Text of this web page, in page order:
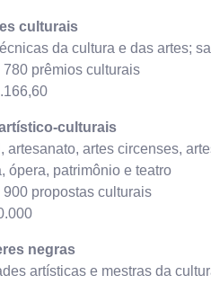
culturais
da cultura e das artes;
prêmios culturais
culturais
artesanato, artes circenses,
ópera, patrimônio e teatro
propostas culturais
negras
artísticas e mestras da